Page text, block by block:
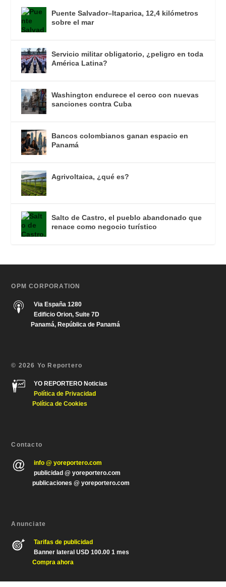
Puente Salvador–Itaparica, 12,4 kilómetros
sobre el mar
Servicio militar obligatorio, ¿peligro en toda
América Latina?
Washington endurece el cerco con nuevas
sanciones contra Cuba
Bancos colombianos ganan espacio en
Panamá
Agrivoltaica, ¿qué es?
Salto de Castro, el pueblo abandonado que
renace como negocio turístico
OPM CORPORATION
Via España 1280
Edificio Orion, Suite 7D
Panamá, República de Panamá
© 2026 Yo Reportero
YO REPORTERO Noticias
Política de Privacidad
Política de Cookies
Contacto
info @ yoreportero.com
publicidad @ yoreportero.com
publicaciones @ yoreportero.com
Anunciate
Tarifas de publicidad
Banner lateral USD 100.00 1 mes
Compra ahora